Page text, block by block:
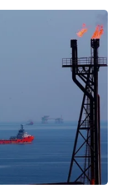
nghiệp
3
tổng giá trị trái phiếu
trước hạn trong
137% so với tháng